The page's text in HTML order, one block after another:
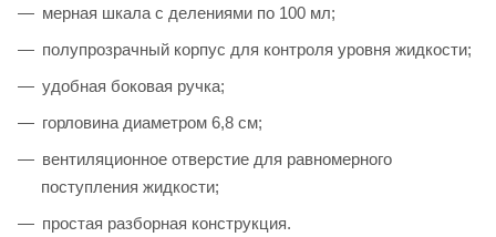
мерная шкала с делениями по 100 мл;
полупрозрачный корпус для контроля уровня жидкости;
удобная боковая ручка;
горловина диаметром 6,8 см;
вентиляционное отверстие для равномерного
поступления жидкости;
простая разборная конструкция.